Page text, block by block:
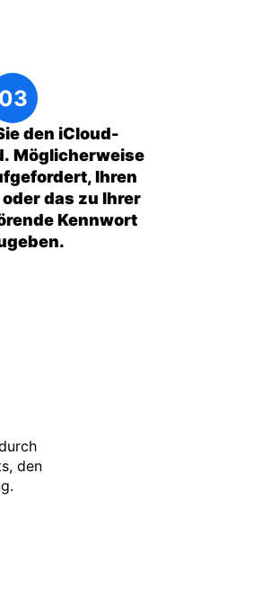
den iCloud-
Möglicherweise
Ihren
das zu Ihrer
Kennwort
den